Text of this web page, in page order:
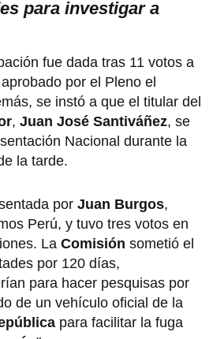
para investigar a
fue dada tras 11 votos a
por el Pleno el
se instó a que el titular del
, Juan José Santiváñez, se
Nacional durante la
la tarde.
por Juan Burgos,
Perú, y tuvo tres votos en
La Comisión sometió el
por 120 días,
para hacer pesquisas por
de un vehículo oficial de la
para facilitar la fuga